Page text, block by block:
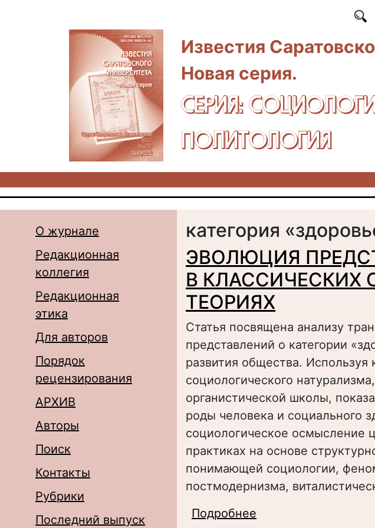
Известия
Новая серия.
СЕРИЯ:
ПОЛИТОЛОГИЯ
О журнале
Редакционная
коллегия
Редакционная
этика
Для авторов
Порядок
рецензирования
АРХИВ
Авторы
Поиск
Контакты
Рубрики
Последний выпуск
категория
ЭВОЛЮЦИЯ
В КЛАССИЧЕСКИХ
ТЕОРИЯХ
Статья посвящена анализу
представлений о категории
развития общества. Используя
социологического
органистической школы,
роды человека и социального
социологическое осмысление
практиках на основе
понимающей социологии,
постмодернизма,
Подробнее